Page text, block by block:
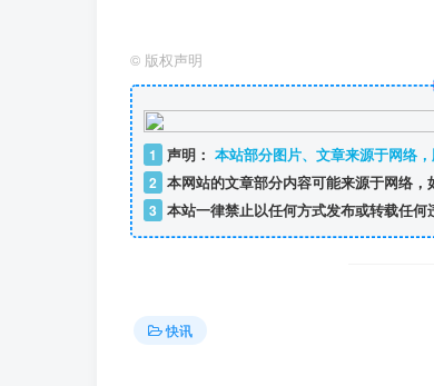
© 版权声明
1 声明： 本站部分图片、文章来源于网络
2 本网站的文章部分内容可能来源于网络
3 本站一律禁止以任何方式发布或转载任
快讯